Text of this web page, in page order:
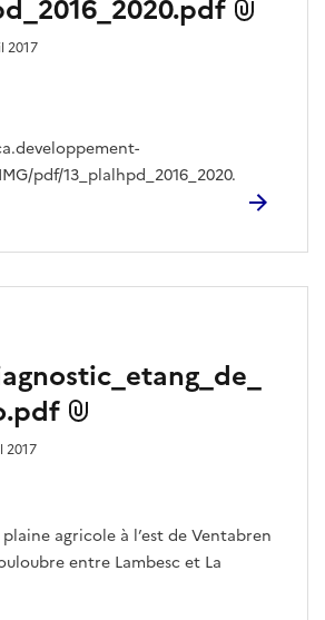
2017
pdf/13_plalhpd_2016_2020.
agricole à l’est de Ventabren
entre Lambesc et La
2017